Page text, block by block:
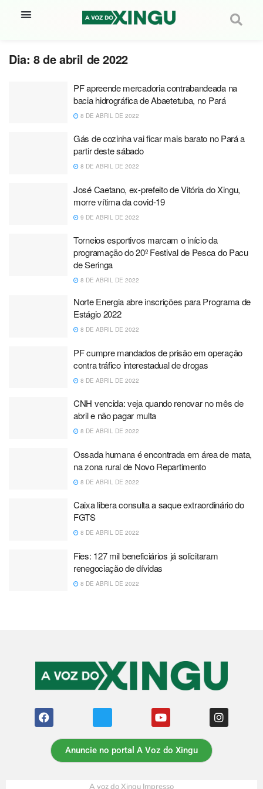
Dia: 8 de abril de 2022
PF apreende mercadoria contrabandeada na
bacia hidrográfica de Abaetetuba, no Pará
8 DE ABRIL DE 2022
Gás de cozinha vai ficar mais barato no Pará a
partir deste sábado
8 DE ABRIL DE 2022
José Caetano, ex-prefeito de Vitória do Xingu,
morre vítima da covid-19
9 DE ABRIL DE 2022
Torneios esportivos marcam o início da
programação do 20º Festival de Pesca do Pacu
de Seringa
8 DE ABRIL DE 2022
Norte Energia abre inscrições para Programa de
Estágio 2022
8 DE ABRIL DE 2022
PF cumpre mandados de prisão em operação
contra tráfico interestadual de drogas
8 DE ABRIL DE 2022
CNH vencida: veja quando renovar no mês de
abril e não pagar multa
8 DE ABRIL DE 2022
Ossada humana é encontrada em área de mata,
na zona rural de Novo Repartimento
8 DE ABRIL DE 2022
Caixa libera consulta a saque extraordinário do
FGTS
8 DE ABRIL DE 2022
Fies: 127 mil beneficiários já solicitaram
renegociação de dívidas
8 DE ABRIL DE 2022
Anuncie no portal A Voz do Xingu
A voz do Xingu Impresso